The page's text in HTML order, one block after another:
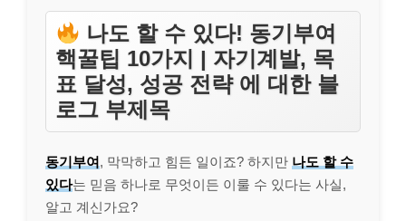
나도 할 수 있다! 동기부여
핵꿀팁 10가지 | 자기계발, 목
표 달성, 성공 전략 에 대한 블
로그 부제목
동기부여, 막막하고 힘든 일이죠? 하지만 나도 할 수
있다는 믿음 하나로 무엇이든 이룰 수 있다는 사실,
알고 계신가요?